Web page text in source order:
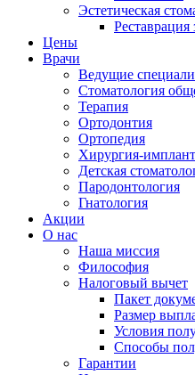
Эстетическая
Реставрация
Цены
Врачи
Ведущие
Стоматология
Терапия
Ортодонтия
Ортопедия
Хирургия-
Детская
Пародонтология
Гнатология
Акции
О нас
Наша миссия
Философия
Налоговый вычет
Пакет
Размер
Условия
Способы
Гарантии